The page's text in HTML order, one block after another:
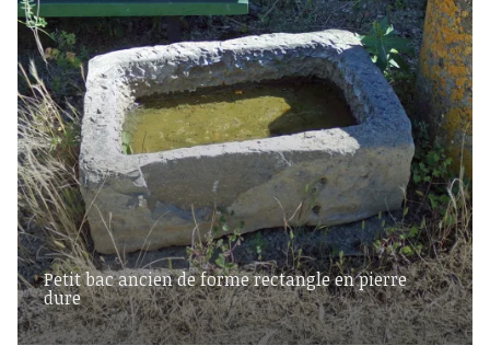
Petit bac ancien de forme rectangle en pierre
dure